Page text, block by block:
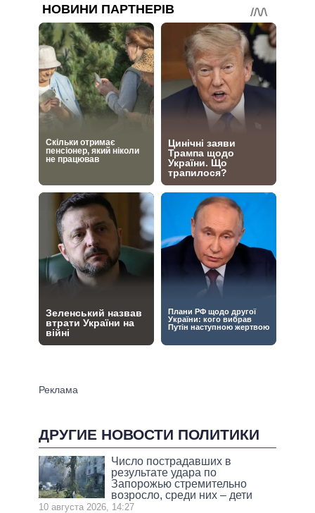
ДРУГИЕ НОВОСТИ ПОЛИТИКИ
Число пострадавших в
результате удара по
Запорожью стремительно
возросло, среди них – дети
10 августа 2026, 14:27